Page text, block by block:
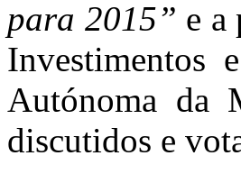
para 2015” e a
Investimentos
Autónoma da
discutidos e